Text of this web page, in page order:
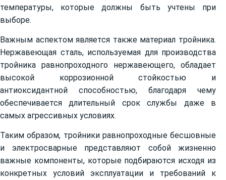
температуры, которые должны быть учтены при
выборе.
Важным аспектом является также материал тройника.
Нержавеющая сталь, используемая для производства
тройника равнопроходного нержавеющего, обладает
высокой коррозионной стойкостью и
антиоксидантной способностью, благодаря чему
обеспечивается длительный срок службы даже в
самых агрессивных условиях.
Таким образом, тройники равнопроходные бесшовные
и электросварные представляют собой жизненно
важные компоненты, которые подбираются исходя из
конкретных условий эксплуатации и требований к